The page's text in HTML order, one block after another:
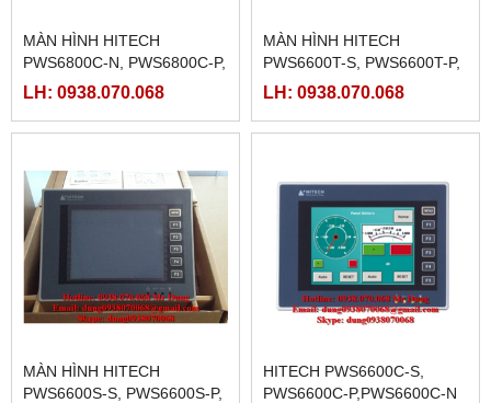
MÀN HÌNH HITECH
PWS6800C-N, PWS6800C-P,
PWS6A00T-N,PWS6A00T-P
LH: 0938.070.068
MÀN HÌNH HITECH
PWS6600T-S, PWS6600T-P,
PWS6600T-N
LH: 0938.070.068
MÀN HÌNH HITECH
PWS6600S-S, PWS6600S-P,
HITECH PWS6600C-S,
PWS6600C-P,PWS6600C-N